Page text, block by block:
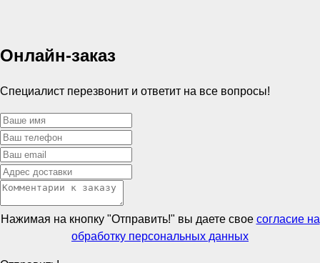
Онлайн-заказ
Специалист перезвонит и ответит на все вопросы!
Нажимая на кнопку "Отправить!" вы даете свое согласие на
обработку персональных данных